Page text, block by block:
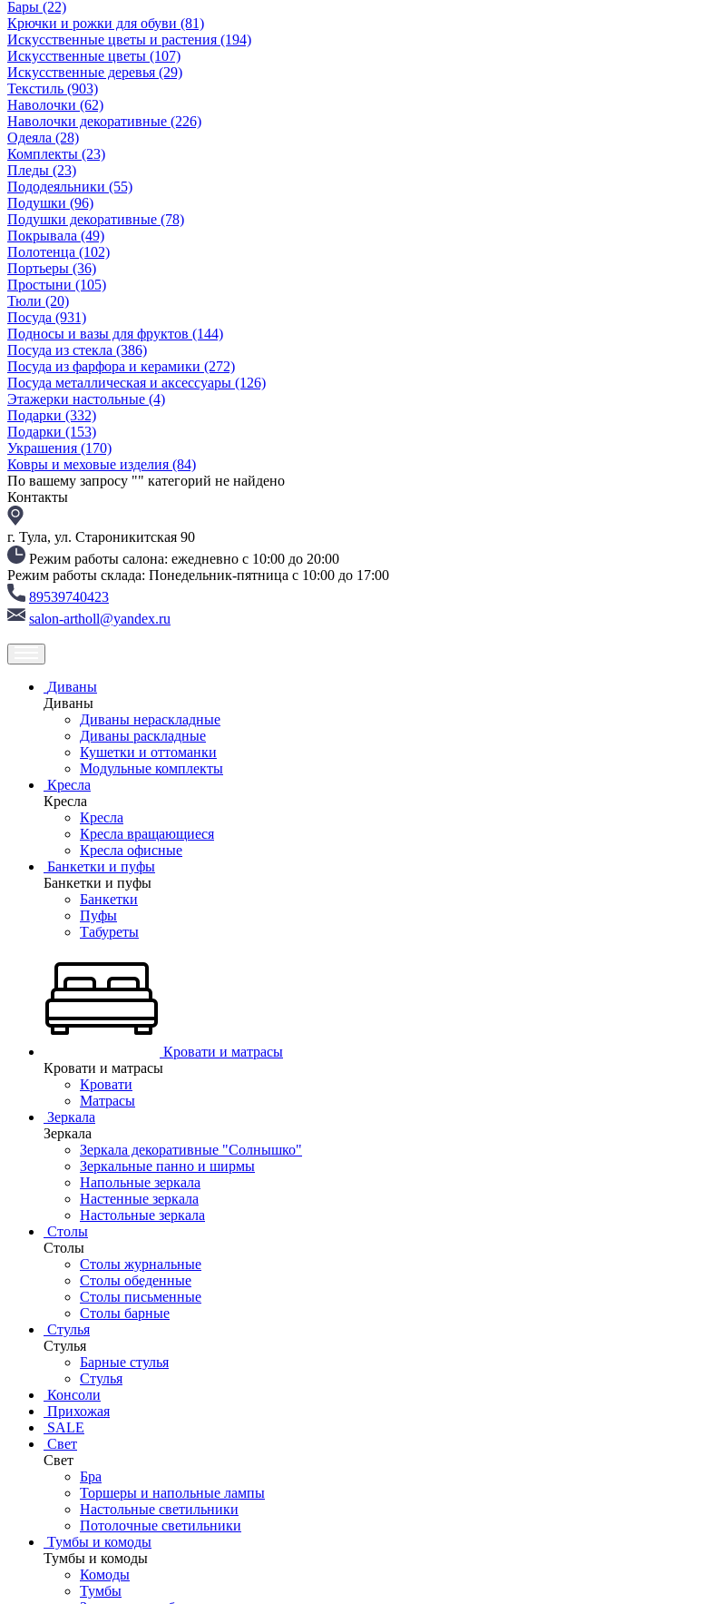
Бары (22)
Крючки и рожки для обуви (81)
Искусственные цветы и растения (194)
Искусственные цветы (107)
Искусcтвенные деревья (29)
Текстиль (903)
Наволочки (62)
Наволочки декоративные (226)
Одеяла (28)
Комплекты (23)
Пледы (23)
Пододеяльники (55)
Подушки (96)
Подушки декоративные (78)
Покрывала (49)
Полотенца (102)
Портьеры (36)
Простыни (105)
Тюли (20)
Посуда (931)
Подносы и вазы для фруктов (144)
Посуда из стекла (386)
Посуда из фарфора и керамики (272)
Посуда металлическая и аксессуары (126)
Этажерки настольные (4)
Подарки (332)
Подарки (153)
Украшения (170)
Ковры и меховые изделия (84)
По вашему запросу "" категорий не найдено
Контакты
г. Тула, ул. Староникитская 90
Режим работы салона: ежедневно с 10:00 до 20:00
Режим работы склада: Понедельник-пятница с 10:00 до 17:00
89539740423
salon-artholl@yandex.ru
Диваны
Диваны
Диваны нераскладные
Диваны раскладные
Кушетки и оттоманки
Модульные комплекты
Кресла
Кресла
Кресла
Кресла вращающиеся
Кресла офисные
Банкетки и пуфы
Банкетки и пуфы
Банкетки
Пуфы
Табуреты
Кровати и матрасы
Кровати и матрасы
Кровати
Матрасы
Зеркала
Зеркала
Зеркала декоративные "Солнышко"
Зеркальные панно и ширмы
Напольные зеркала
Настенные зеркала
Настольные зеркала
Столы
Столы
Столы журнальные
Столы обеденные
Столы письменные
Столы барные
Стулья
Стулья
Барные стулья
Стулья
Консоли
Прихожая
SALE
Свет
Свет
Бра
Торшеры и напольные лампы
Настольные светильники
Потолочные светильники
Тумбы и комоды
Тумбы и комоды
Комоды
Тумбы